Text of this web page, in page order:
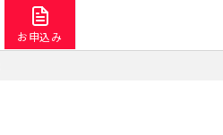
お申込み